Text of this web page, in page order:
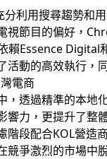
利用搜尋趨勢和
視節目的偏好，
賴Essence
動的高效執行，
電商
透過精準的本地
力，更提升了整
段配合KOL營
競爭激烈的市場中